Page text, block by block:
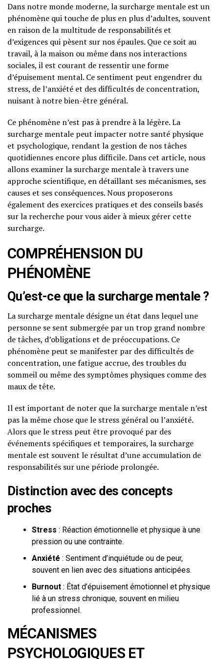
Dans notre monde moderne, la surcharge mentale est un
phénomène qui touche de plus en plus d’adultes, souvent
en raison de la multitude de responsabilités et
d’exigences qui pèsent sur nos épaules. Que ce soit au
travail, à la maison ou même dans nos interactions
sociales, il est courant de ressentir une forme
d’épuisement mental. Ce sentiment peut engendrer du
stress, de l’anxiété et des difficultés de concentration,
nuisant à notre bien-être général.
Ce phénomène n’est pas à prendre à la légère. La
surcharge mentale peut impacter notre santé physique
et psychologique, rendant la gestion de nos tâches
quotidiennes encore plus difficile. Dans cet article, nous
allons examiner la surcharge mentale à travers une
approche scientifique, en détaillant ses mécanismes, ses
causes et ses conséquences. Nous proposerons
également des exercices pratiques et des conseils basés
sur la recherche pour vous aider à mieux gérer cette
surcharge.
COMPRÉHENSION DU
PHÉNOMÈNE
Qu’est-ce que la surcharge mentale ?
La surcharge mentale désigne un état dans lequel une
personne se sent submergée par un trop grand nombre
de tâches, d’obligations et de préoccupations. Ce
phénomène peut se manifester par des difficultés de
concentration, une fatigue accrue, des troubles du
sommeil ou même des symptômes physiques comme des
maux de tête.
Il est important de noter que la surcharge mentale n’est
pas la même chose que le stress général ou l’anxiété.
Alors que le stress peut être provoqué par des
événements spécifiques et temporaires, la surcharge
mentale est souvent le résultat d’une accumulation de
responsabilités sur une période prolongée.
Distinction avec des concepts
proches
Stress : Réaction émotionnelle et physique à une
pression ou une contrainte.
Anxiété : Sentiment d’inquiétude ou de peur,
souvent en lien avec des situations anticipées.
Burnout : État d’épuisement émotionnel et physique
lié à un stress chronique, souvent en milieu
professionnel.
MÉCANISMES
PSYCHOLOGIQUES ET